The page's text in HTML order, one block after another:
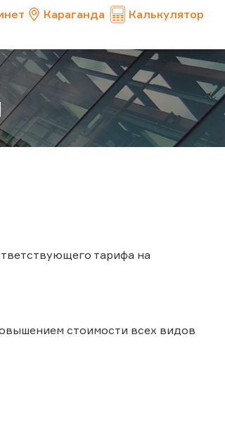
Караганда Калькулятор
тарифа на
стоимости всех видов